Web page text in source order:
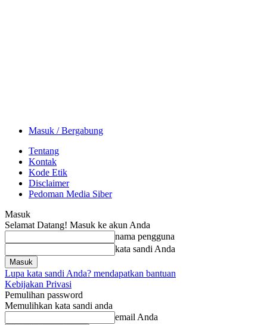
Masuk / Bergabung
Tentang
Kontak
Kode Etik
Disclaimer
Pedoman Media Siber
Masuk
Selamat Datang! Masuk ke akun Anda
nama pengguna
kata sandi Anda
Lupa kata sandi Anda? mendapatkan bantuan
Kebijakan Privasi
Pemulihan password
Memulihkan kata sandi anda
email Anda